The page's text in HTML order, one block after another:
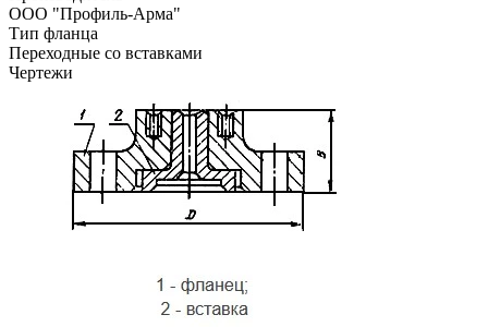
ООО "Профиль-Арма"
Тип фланца
Переходные со вставками
Чертежи